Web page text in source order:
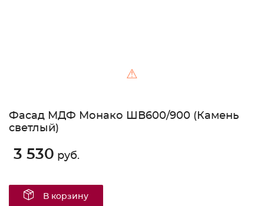
⚠
Фасад МДФ Монако ШВ600/900 (Камень
светлый)
3 530 руб.
В корзину